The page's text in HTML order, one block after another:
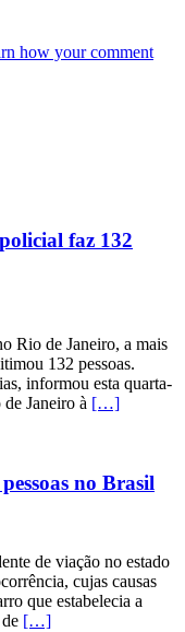
how your comment
faz 132
Rio de Janeiro, a mais
132 pessoas.
informou esta quarta-
Janeiro à […]
no Brasil
de viação no estado
cujas causas
que estabelecia a
[…]